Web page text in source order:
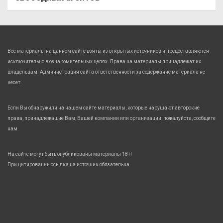
Все материалы на данном сайте взяты из открытых источников и предоставляются
исключительно в ознакомительных целях. Права на материалы принадлежат их
владельцам. Администрация сайта ответственности за содержание материала не
несет.
Если Вы обнаружили на нашем сайте материалы, которые нарушают авторские
права, принадлежащие Вам, Вашей компании или организации, пожалуйста, сообщите
нам.
На сайте могут быть опубликованы материалы 18+!
При цитировании ссылка на источник обязательна.